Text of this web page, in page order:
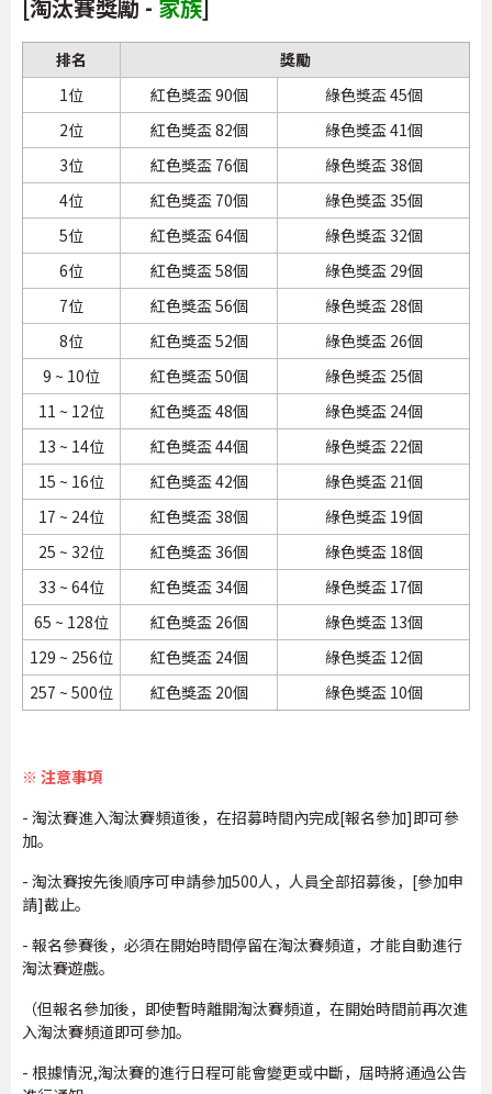
[淘汰賽獎勵 - 家族]
排名
獎勵
1位
紅色獎盃 90個
綠色獎盃 45個
2位
紅色獎盃 82個
綠色獎盃 41個
3位
紅色獎盃 76個
綠色獎盃 38個
4位
紅色獎盃 70個
綠色獎盃 35個
5位
紅色獎盃 64個
綠色獎盃 32個
6位
紅色獎盃 58個
綠色獎盃 29個
7位
紅色獎盃 56個
綠色獎盃 28個
8位
紅色獎盃 52個
綠色獎盃 26個
9 ~ 10位
紅色獎盃 50個
綠色獎盃 25個
11 ~ 12位
紅色獎盃 48個
綠色獎盃 24個
13 ~ 14位
紅色獎盃 44個
綠色獎盃 22個
15 ~ 16位
紅色獎盃 42個
綠色獎盃 21個
17 ~ 24位
紅色獎盃 38個
綠色獎盃 19個
25 ~ 32位
紅色獎盃 36個
綠色獎盃 18個
33 ~ 64位
紅色獎盃 34個
綠色獎盃 17個
65 ~ 128位
紅色獎盃 26個
綠色獎盃 13個
129 ~ 256位
紅色獎盃 24個
綠色獎盃 12個
257 ~ 500位
紅色獎盃 20個 綠色獎盃 10個
※ 注意事項
- 淘汰賽進入淘汰賽頻道後，在招募時間內完成[報名參加]即可參
加。
- 淘汰賽按先後順序可申請參加500人，人員全部招募後，[參加申
請]截止。
- 報名參賽後，必須在開始時間停留在淘汰賽頻道，才能自動進行
淘汰賽遊戲。
（但報名參加後，即使暫時離開淘汰賽頻道，在開始時間前再次進
入淘汰賽頻道即可參加。
- 根據情況,淘汰賽的進行日程可能會變更或中斷，屆時將通過公告